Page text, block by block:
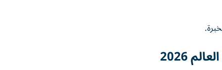
2026